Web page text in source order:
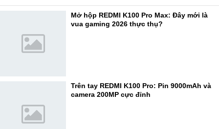
Mở hộp REDMI K100 Pro Max: Đây mới là
vua gaming 2026 thực thụ?
Trên tay REDMI K100 Pro: Pin 9000mAh và
camera 200MP cực đỉnh